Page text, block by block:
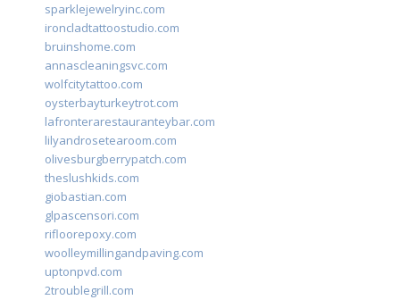
sparklejewelryinc.com
ironcladtattoostudio.com
bruinshome.com
annascleaningsvc.com
wolfcitytattoo.com
oysterbayturkeytrot.com
lafronterarestauranteybar.com
lilyandrosetearoom.com
olivesburgberrypatch.com
theslushkids.com
giobastian.com
glpascensori.com
rifloorepoxy.com
woolleymillingandpaving.com
uptonpvd.com
2troublegrill.com